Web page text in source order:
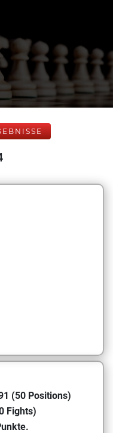
(50 Positions)
Fights)